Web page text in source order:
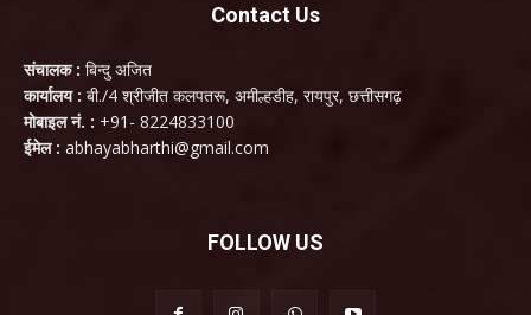
Contact Us
संचालक : बिन्दु अजित
कार्यालय : बी./4 श्रीजीत कलपतरू, अमील्हडीह, रायपुर, छत्तीसगढ़
मोबाइल नं. : +91- 8224833100
ईमेल : abhayabharthi@gmail.com
FOLLOW US